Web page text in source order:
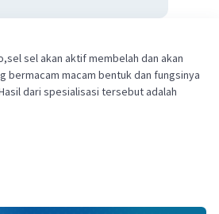
sel akan aktif membelah dan akan
bermacam macam bentuk dan fungsinya
dari spesialisasi tersebut adalah